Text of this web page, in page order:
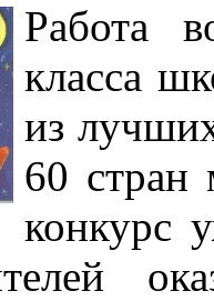
Работа
класса
из
60 стран
конкурс